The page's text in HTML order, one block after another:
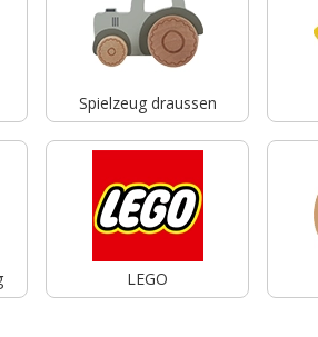
Spielzeug draussen
LEGO